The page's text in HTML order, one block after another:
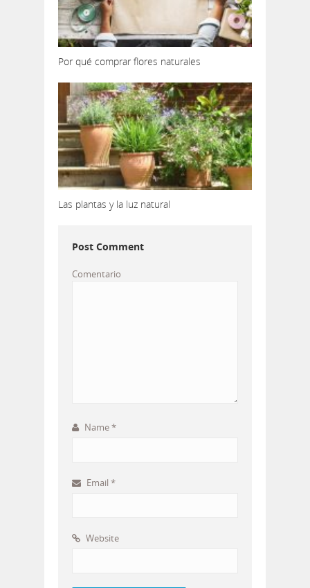
Por qué comprar flores naturales
Las plantas y la luz natural
Post Comment
Comentario
Name*
Email *
Website